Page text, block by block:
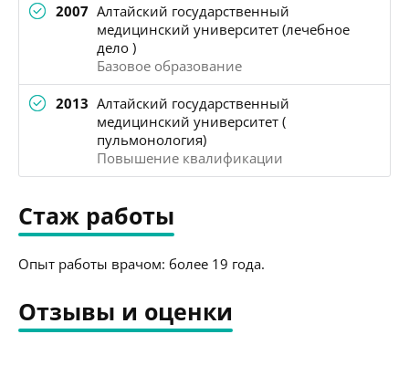
2007 Алтайский государственный
медицинский университет (лечебное
дело )
Базовое образование
2013 Алтайский государственный
медицинский университет (
пульмонология)
Повышение квалификации
Стаж работы
Опыт работы врачом: более 19 года.
Отзывы и оценки